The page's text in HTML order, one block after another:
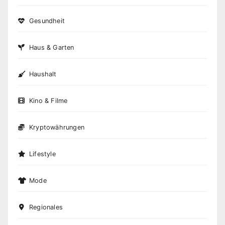
Gesundheit
Haus & Garten
Haushalt
Kino & Filme
Kryptowährungen
Lifestyle
Mode
Regionales